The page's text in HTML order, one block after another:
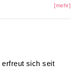
[mehr]
erfreut sich seit